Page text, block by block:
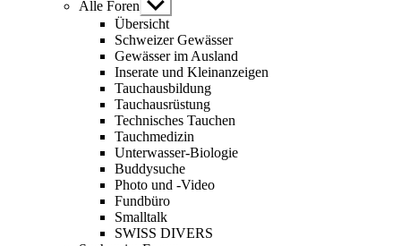
Alle Foren Untermenü
anzeigen
Übersicht
Schweizer Gewässer
Gewässer im Ausland
Inserate und Kleinanzeigen
Tauchausbildung
Tauchausrüstung
Technisches Tauchen
Tauchmedizin
Unterwasser-Biologie
Buddysuche
Photo und -Video
Fundbüro
Smalltalk
SWISS DIVERS